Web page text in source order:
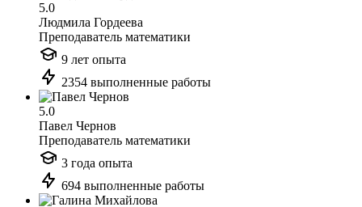
5.0
Людмила Гордеева
Преподаватель математики
9 лет опыта
2354 выполненные работы
5.0
Павел Чернов
Преподаватель математики
3 года опыта
694 выполненные работы